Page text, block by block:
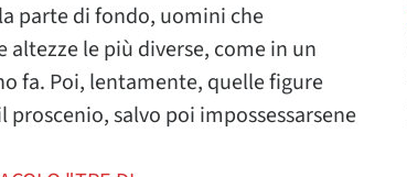
parte di fondo, uomini che
le più diverse, come in un
fa. Poi, lentamente, quelle figure
salvo poi impossessarsene